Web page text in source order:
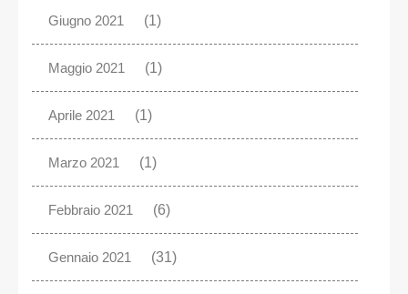
Giugno 2021 (1)
Maggio 2021 (1)
Aprile 2021 (1)
Marzo 2021 (1)
Febbraio 2021 (6)
Gennaio 2021 (31)